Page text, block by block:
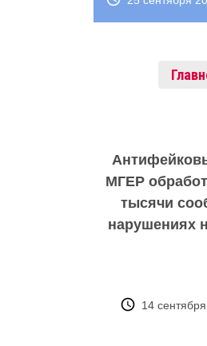
МГЕР
тысячи
нарушениях
14